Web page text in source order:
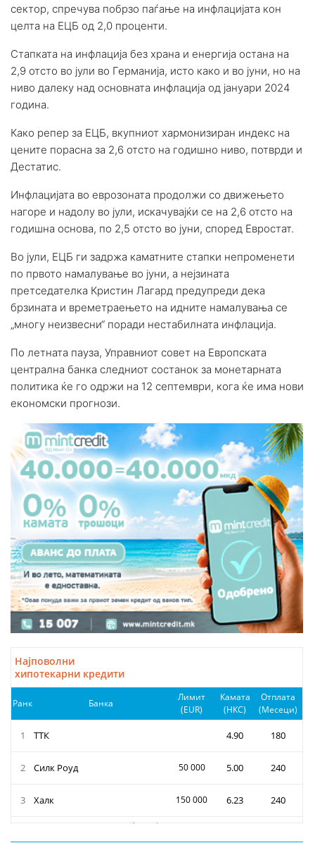
сектор, спречува побрзо паѓање на инфлацијата кон
целта на ЕЦБ од 2,0 проценти.
Стапката на инфлација без храна и енергија остана на
2,9 отсто во јули во Германија, исто како и во јуни, но на
ниво далеку над основната инфлација од јануари 2024
година.
Како репер за ЕЦБ, вкупниот хармонизиран индекс на
цените порасна за 2,6 отсто на годишно ниво, потврди и
Дестатис.
Инфлацијата во еврозоната продолжи со движењето
нагоре и надолу во јули, искачувајќи се на 2,6 отсто на
годишна основа, по 2,5 отсто во јуни, според Евростат.
Во јули, ЕЦБ ги задржа каматните стапки непроменети
по првото намалување во јуни, а нејзината
претседателка Кристин Лагард предупреди дека
брзината и времетраењето на идните намалувања се
„многу неизвесни“ поради нестабилната инфлација.
По летната пауза, Управниот совет на Европската
централна банка следниот состанок за монетарната
политика ќе го одржи на 12 септември, кога ќе има нови
економски прогнози.